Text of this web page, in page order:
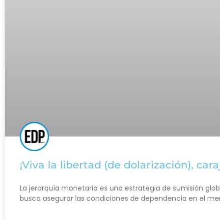
¡Viva la libertad (de dolarización),
La jerarquía monetaria es una estrategia de sumisión
busca asegurar las condiciones de dependencia en el